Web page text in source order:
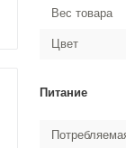
Вес товара
Цвет
Питание